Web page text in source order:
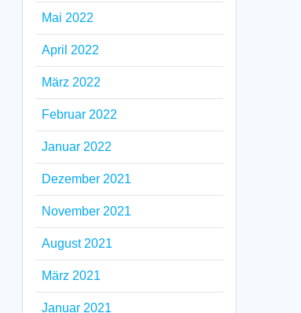
Mai 2022
April 2022
März 2022
Februar 2022
Januar 2022
Dezember 2021
November 2021
August 2021
März 2021
Januar 2021